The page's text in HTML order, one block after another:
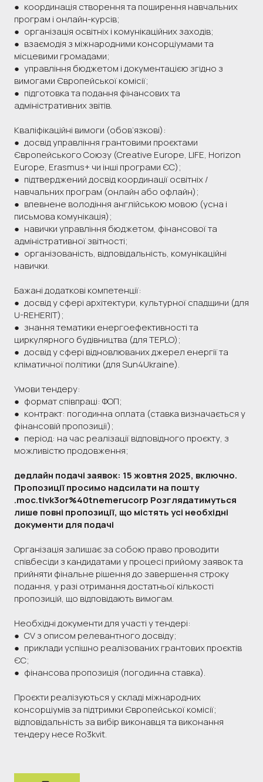
● координація створення та поширення навчальних
програм і онлайн-курсів;
● організація освітніх і комунікаційних заходів;
● взаємодія з міжнародними консорціумами та
місцевими громадами;
● управління бюджетом і документацією згідно з
вимогами Європейської комісії;
● підготовка та подання фінансових та
адміністративних звітів.
Кваліфікаційні вимоги (обов’язкові):
● досвід управління грантовими проєктами
Європейського Союзу (Creative Europe, LIFE, Horizon
Europe, Erasmus+ чи інші програми ЄС);
● підтверджений досвід координації освітніх /
навчальних програм (онлайн або офлайн);
● впевнене володіння англійською мовою (усна і
письмова комунікація);
● навички управління бюджетом, фінансової та
адміністративної звітності;
● організованість, відповідальність, комунікаційні
навички.
Бажані додаткові компетенції:
● досвід у сфері архітектури, культурної спадщини (для
U-REHERIT);
● знання тематики енергоефективності та
циркулярного будівництва (для TEPLO);
● досвід у сфері відновлюваних джерел енергії та
кліматичної політики (для Sun4Ukraine).
Умови тендеру:
● формат співпраці: ФОП;
● контракт: погодинна оплата (ставка визначається у
фінансовій пропозиції);
● період: на час реалізації відповідного проєкту, з
можливістю продовження;
дедлайн подачі заявок: 15 жовтня 2025, включно.
Пропозиції просимо надсилати на пошту
.moc.tivk3or%40tnemerucorp Розглядатимуться
лише повні пропозиції, що містять усі необхідні
документи для подачі
Організація залишає за собою право проводити
співбесіди з кандидатами у процесі прийому заявок та
прийняти фінальне рішення до завершення строку
подання, у разі отримання достатньої кількості
пропозицій, що відповідають вимогам.
Необхідні документи для участі у тендері:
● CV з описом релевантного досвіду;
● приклади успішно реалізованих грантових проєктів
ЄС;
● фінансова пропозиція (погодинна ставка).
Проєкти реалізуються у складі міжнародних
консорціумів за підтримки Європейської комісії;
відповідальність за вибір виконавця та виконання
тендеру несе Ro3kvit.